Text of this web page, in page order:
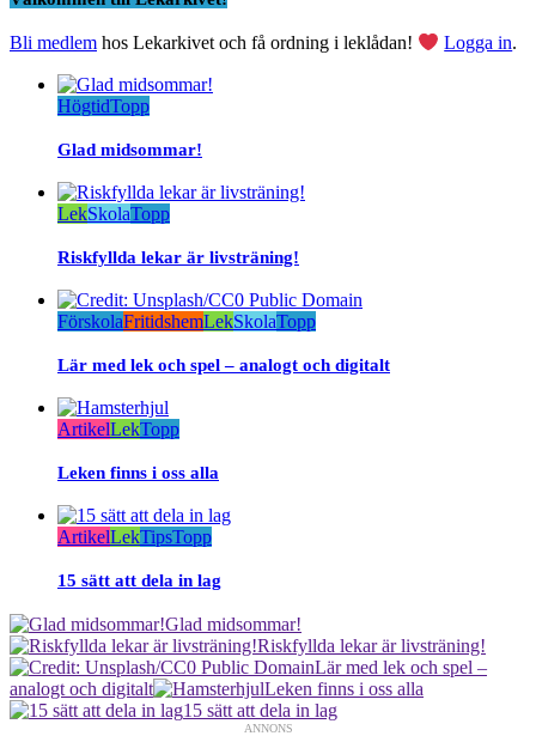
Bli medlem hos Lekarkivet och få ordning i leklådan! Logga in.
HögtidTopp
Glad midsommar!
LekSkolaTopp
Riskfyllda lekar är livsträning!
FörskolaFritidshemLekSkolaTopp
Lär med lek och spel – analogt och digitalt
ArtikelLekTopp
Leken finns i oss alla
ArtikelLekTipsTopp
15 sätt att dela in lag
Glad midsommar!
Riskfyllda lekar är livsträning!
Lär med lek och spel –
analogt och digitalt
Leken finns i oss alla
15 sätt att dela in lag
ANNONS